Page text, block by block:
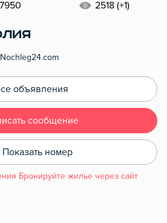
2518 (+1)
объявления
сообщение
Показать номер
Бронируйте жилье через сайт